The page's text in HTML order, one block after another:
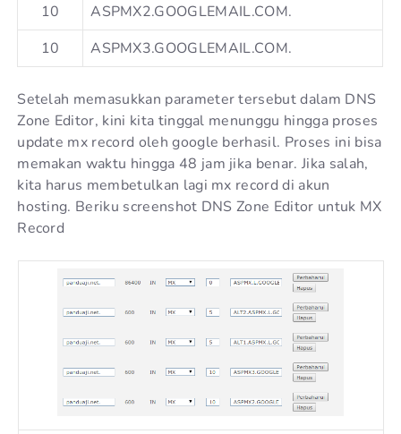
10
ASPMX2.GOOGLEMAIL.COM.
10
ASPMX3.GOOGLEMAIL.COM.
Setelah memasukkan parameter tersebut dalam DNS
Zone Editor, kini kita tinggal menunggu hingga proses
update mx record oleh google berhasil. Proses ini bisa
memakan waktu hingga 48 jam jika benar. Jika salah,
kita harus membetulkan lagi mx record di akun
hosting. Beriku screenshot DNS Zone Editor untuk MX
Record